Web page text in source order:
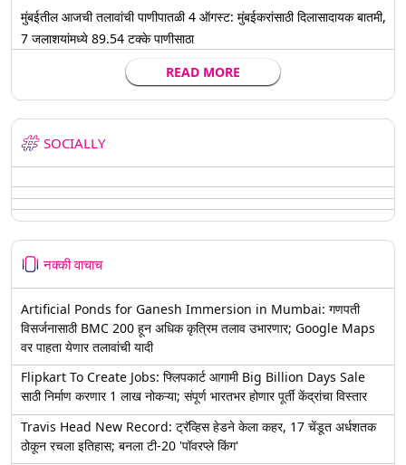
मुंबईतील आजची तलावांची पाणीपातळी 4 ऑगस्ट: मुंबईकरांसाठी दिलासादायक बातमी,
7 जलाशयांमध्ये 89.54 टक्के पाणीसाठा
READ MORE
SOCIALLY
नक्की वाचाच
Artificial Ponds for Ganesh Immersion in Mumbai: गणपती
विसर्जनासाठी BMC 200 हून अधिक कृत्रिम तलाव उभारणार; Google Maps
वर पाहता येणार तलावांची यादी
Flipkart To Create Jobs: फ्लिपकार्ट आगामी Big Billion Days Sale
साठी निर्माण करणार 1 लाख नोकऱ्या; संपूर्ण भारतभर होणार पूर्ती केंद्रांचा विस्तार
Travis Head New Record: ट्रॅव्हिस हेडने केला कहर, 17 चेंडूत अर्धशतक
ठोकून रचला इतिहास; बनला टी-20 'पॉवरप्ले किंग'